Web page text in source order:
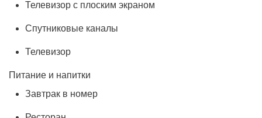
Телевизор с плоским экраном
Спутниковые каналы
Телевизор
Питание и напитки
Завтрак в номер